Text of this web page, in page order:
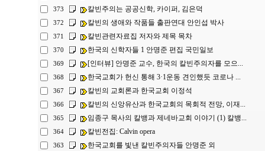
373 칼빈주의는 공공신학, 카이퍼, 김은덕
372 칼빈의 생애와 작품들 출판연대 안인섭 박사
371 칼빈관련자료집 저자와 제목 목차
370 한국의 신학자들 1 안명준 편집 국민일보
369 [인터뷰] 안명준 교수, 한국의 칼빈주의자를 모으...
368 한국교회가 헌신 통해 3·1운동 견인했듯 코로나 ...
367 칼빈의 교회론과 한국교회 이정석
366 칼빈의 신앙유산과 한국교회의 목회적 전망, 이재...
365 임종구 목사의 칼뱅과 제네바교회 이야기 (1) 칼뱅...
364 칼빈전집: Calvin opera
363 한국교회를 빛낸 칼빈주의자들 안명준 외